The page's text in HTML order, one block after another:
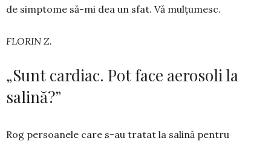
de simp­tome să-mi dea un sfat. Vă mulțu­mesc.
FLORIN Z.
„Sunt cardiac. Pot face aerosoli la
salină?”
Rog persoanele care s-au tratat la salină pen­tru